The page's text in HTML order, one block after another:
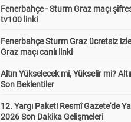
Fenerbahçe - Sturm Graz maçı
tv100 linki
Fenerbahçe Sturm Graz ücretsiz
Graz maçı canlı linki
Altın Yükselecek mi, Yükselir mi?
Son Beklentiler
12. Yargı Paketi Resmî Gazete'de
2026 Son Dakika Gelişmeleri